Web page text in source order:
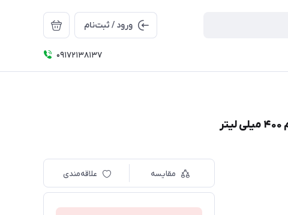
ورود / ثبت‌نام
09172138137
مقایسه علاقه‌مندی